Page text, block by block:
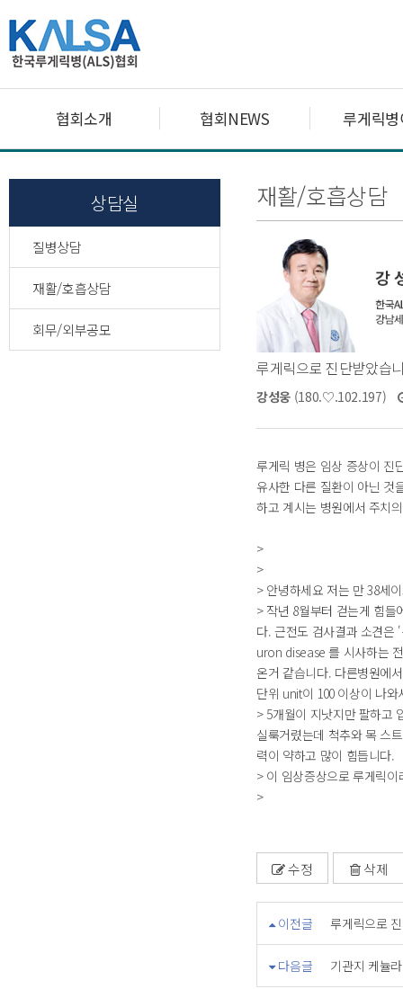
협회소개 협회NEWS 루게릭
상담실
질병상담
재활/호흡상담
회무/외부공모
재활/호흡상담
루게릭으로 진단받았습
강성웅(180.♡.102.197)
루게릭 병은 임상 증상이 진
유사한 다른 질환이 아닌 것
하고 계시는 병원에서 주치
>
>
> 안녕하세요 저는 만 38세
> 작년 8월부터 걷는게 힘
다. 근전도 검사결과 소견
uron disease 를 시사하는
온거 같습니다. 다른병원에
단위 unit이 100 이상이 나
> 5개월이 지낫지만 팔하고
실룩거렸는데 척추와 목 스
력이 약하고 많이 힘듭니다.
> 이 임상증상으로 루게릭
>
수정 삭제
이전글 루게릭으로
다음글 기관지 케뉼